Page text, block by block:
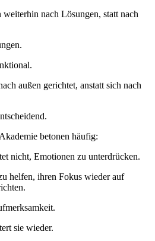
nach Lösungen, statt nach
außen gerichtet, anstatt sich nach
betonen häufig:
nicht, Emotionen zu unterdrücken.
helfen, ihren Fokus wieder auf
sie wieder.